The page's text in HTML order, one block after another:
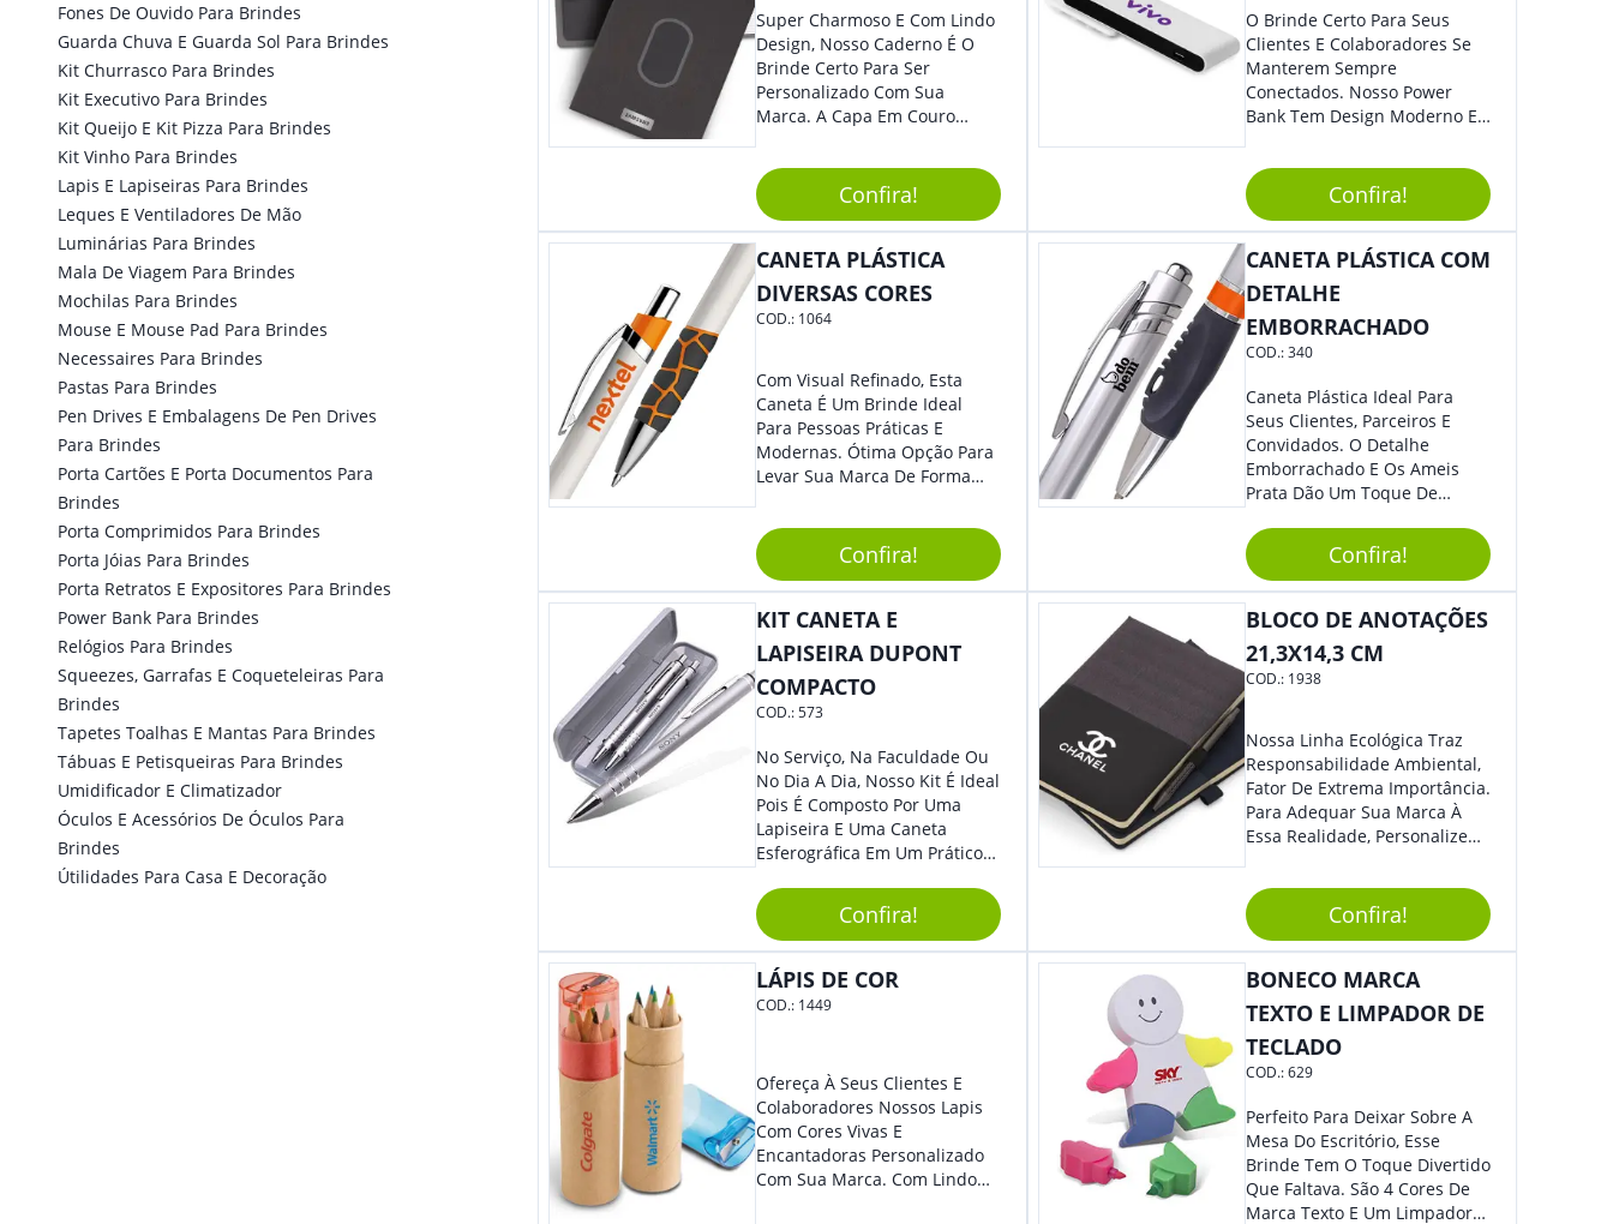
Fones De Ouvido Para Brindes
Guarda Chuva E Guarda Sol Para Brindes
Kit Churrasco Para Brindes
Kit Executivo Para Brindes
Kit Queijo E Kit Pizza Para Brindes
Kit Vinho Para Brindes
Lapis E Lapiseiras Para Brindes
Leques E Ventiladores De Mão
Luminárias Para Brindes
Mala De Viagem Para Brindes
Mochilas Para Brindes
Mouse E Mouse Pad Para Brindes
Necessaires Para Brindes
Pastas Para Brindes
Pen Drives E Embalagens De Pen Drives
Para Brindes
Porta Cartões E Porta Documentos Para
Brindes
Porta Comprimidos Para Brindes
Porta Jóias Para Brindes
Porta Retratos E Expositores Para Brindes
Power Bank Para Brindes
Relógios Para Brindes
Squeezes, Garrafas E Coqueteleiras Para
Brindes
Tapetes Toalhas E Mantas Para Brindes
Tábuas E Petisqueiras Para Brindes
Umidificador E Climatizador
Óculos E Acessórios De Óculos Para
Brindes
Útilidades Para Casa E Decoração
Super Charmoso E Com Lindo
Design, Nosso Caderno É O
Brinde Certo Para Ser
Personalizado Com Sua
Marca. A Capa Em Couro
Elástico Permite Maior
Segurança Ao Carregá-Lo.
Ofereça A Seus Clientes E
Colaboradores, Sem Dúvidas
Eles Irão Adorar.
Confira!
O Brinde Certo Para Seus
Clientes E Colaboradores Se
Manterem Sempre
Conectados. Nosso Power
Bank Tem Design Moderno E
Na Bolsa Ou Na Mochila.
Compatível Com Diversos
Aparelhos, O Brinde É Super
Eficiente E Ágil, Ideal Para
Quem Busca Praticidade No
Dia A Dia. Personalize-O Com
Sua Marca E Tenha Ainda
Mais Destaque Em Eventos E
Feiras De Negócios.
Confira!
CANETA PLÁSTICA
DIVERSAS CORES
COD.: 1064
Com Visual Refinado, Esta
Caneta É Um Brinde Ideal
Para Pessoas Práticas E
Modernas. Ótima Opção Para
Levar Sua Marca De Forma
Sua Empresa Em Eventos,
Reuniões Corporativas Ou Até
Mesmo Para Presentear
Colaboradores E Parceiros De
Sua Empresa.
Confira!
CANETA PLÁSTICA COM
DETALHE
EMBORRACHADO
COD.:340
Caneta Plástica Ideal Para
Seus Clientes, Parceiros E
Convidados. O Detalhe
Emborrachado E Os Ameis
Prata Dão Um Toque De
Acionamento Por Clique.
Confira!
KIT CANETA E
LAPISEIRA DUPONT
COMPACTO
COD.:573
No Serviço, Na Faculdade Ou
No Dia A Dia, Nosso Kit É Ideal
Pois É Composto Por Uma
Lapiseira E Uma Caneta
Esferográfica Em Um Prático
Clientes E Colaboradores Irão
Adorar. Não Perca A Chance
De Personalizá-Lo
Especialmente Com Sua
Marca.
Confira!
BLOCO DE ANOTAÇÕES
21,3X14,3 CM
COD.: 1938
Nossa Linha Ecológica Traz
Responsabilidade Ambiental,
Fator De Extrema Importância.
Para Adequar Sua Marca À
Essa Realidade, Personalize
Anotações Com Post-It E
Caneta. Elaborado A Partir De
Material Reciclado, O Brinde
Também É Prático, Tornando-
Se Assim Excelente Para Uso
Cotidiano. Perfeito, Não É?!
Confira!
LÁPIS DE COR
COD.: 1449
Ofereça À Seus Clientes E
Colaboradores Nossos Lapis
Com Cores Vivas E
Encantadoras Personalizado
Com Sua Marca. Com Lindo
BONECO MARCA
TEXTO E LIMPADOR DE
TECLADO
COD.:629
Perfeito Para Deixar Sobre A
Mesa Do Escritório, Esse
Brinde Tem O Toque Divertido
Que Faltava. São 4 Cores De
Marca Texto E Um Limpador